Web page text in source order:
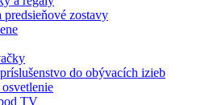
predsieňové zostavy
do obývacích izieb
TV